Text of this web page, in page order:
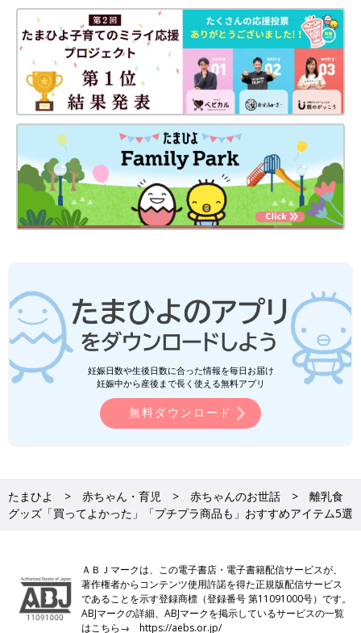
妊娠日数や生後日数に合った情報を毎日お届け
妊娠中から産後まで長く使える無料アプリ
無料ダウンロード
たまひよ 赤ちゃん・育児 赤ちゃんのお世話
離乳食
グッズ「買ってよかった」「プチプラ商品も」おすすめアイテム5選
ＡＢＪマークは、この電子書店・電子書籍配信サービスが、
著作権者からコンテンツ使用許諾を得た正規版配信サービス
であることを示す登録商標（登録番号 第11091000号）です。
ABJマークの詳細、ABJマークを掲示しているサービスの一覧
はこちら→https://aebs.or.jp/